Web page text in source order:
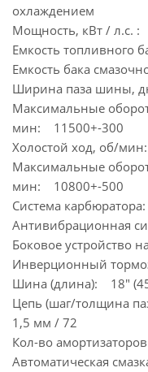
охлаждением
Мощность, кВт / л.с.
Емкость топливного
Емкость бака
Ширина паза шины,
Максимальные
мин: 11500+-300
Холостой ход, об/
Максимальные
мин: 10800+-500
Система
Антивибрационная
Боковое устройство
Инверционный
Шина (длина): 18"
Цепь (шаг/толщина
1,5 мм / 72
Кол-во
Автоматическая